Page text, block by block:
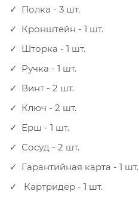
Полка - 3 шт.
Кронштейн - 1 шт.
Шторка - 1 шт.
Ручка - 1 шт.
Винт - 2 шт.
Ключ - 2 шт.
Ерш - 1 шт.
Сосуд - 2 шт.
Гарантийная карта - 1 шт.
Картридер - 1 шт.